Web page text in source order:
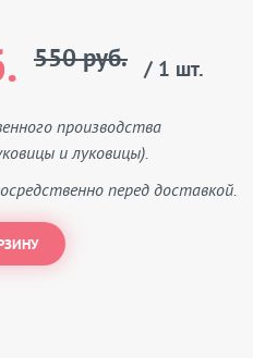
550 руб. / 1 шт.
производства
и луковицы).
перед доставкой.